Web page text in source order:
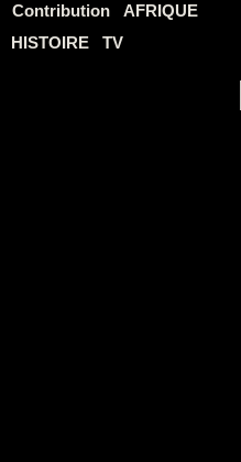
Contribution
AFRIQUE
HISTOIRE TV